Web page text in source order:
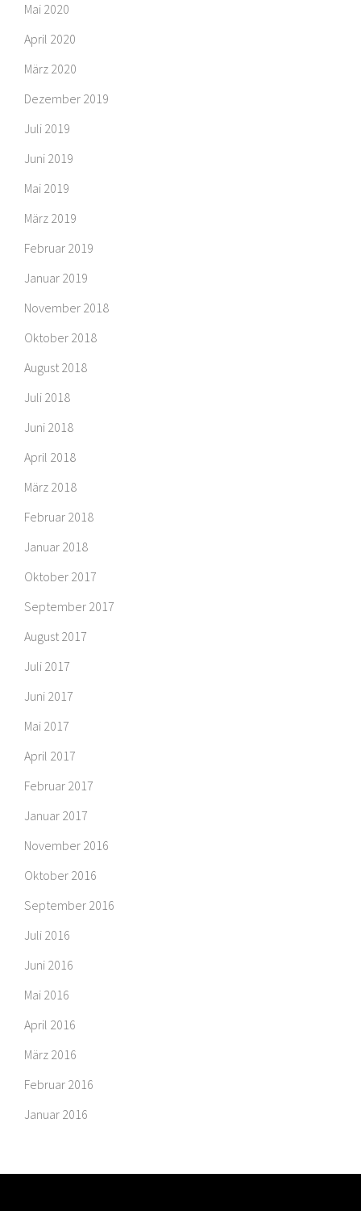
Mai 2020
April 2020
März 2020
Dezember 2019
Juli 2019
Juni 2019
Mai 2019
März 2019
Februar 2019
Januar 2019
November 2018
Oktober 2018
August 2018
Juli 2018
Juni 2018
April 2018
März 2018
Februar 2018
Januar 2018
Oktober 2017
September 2017
August 2017
Juli 2017
Juni 2017
Mai 2017
April 2017
Februar 2017
Januar 2017
November 2016
Oktober 2016
September 2016
Juli 2016
Juni 2016
Mai 2016
April 2016
März 2016
Februar 2016
Januar 2016